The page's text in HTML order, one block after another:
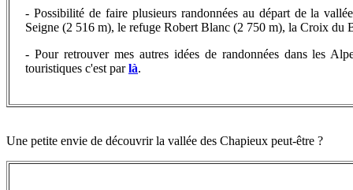
- Possibilité de faire plusieurs randonnées au départ de la
Seigne (2 516 m), le refuge Robert Blanc (2 750 m), la Croix du
- Pour retrouver mes autres idées de randonnées dans les
touristiques c'est parlà.
Une petite envie de découvrir la vallée des Chapieux peut-être ?